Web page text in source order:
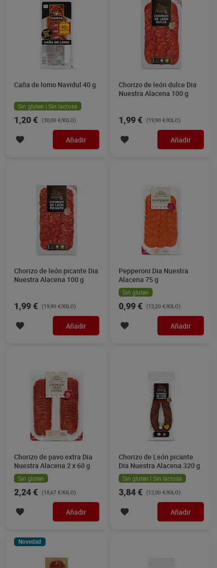
Caña de lomo Navidul 40 g
Sin gluten | Sin lactosa
1,20 € (30,00 €/KILO)
Añadir
Chorizo de león dulce Dia
Nuestra Alacena 100 g
1,99 € (19,90 €/KILO)
Añadir
Chorizo de león picante Dia
Nuestra Alacena 100 g
1,99 € (19,90 €/KILO)
Añadir
Pepperoni Dia Nuestra
Alacena 75 g
Sin gluten
0,99 € (13,20 €/KILO)
Añadir
Chorizo de pavo extra Dia
Nuestra Alacena 2 x 60 g
Sin gluten
2,24 € (18,67 €/KILO)
Añadir
Chorizo de León picante
Dia Nuestra Alacena 320 g
Sin gluten | Sin lactosa
3,84 € (12,00 €/KILO)
Añadir
Novedad